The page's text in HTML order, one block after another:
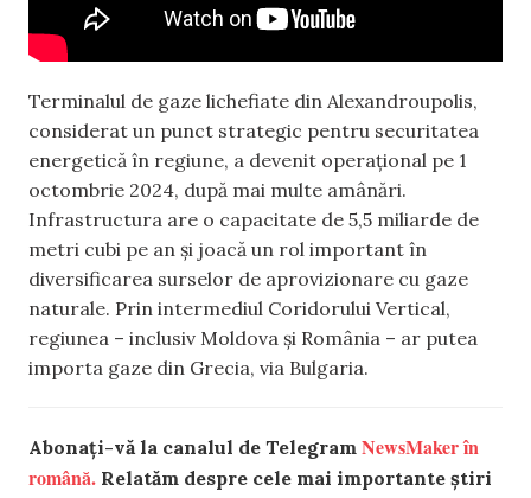
Terminalul de gaze lichefiate din Alexandroupolis,
considerat un punct strategic pentru securitatea
energetică în regiune, a devenit operațional pe 1
octombrie 2024, după mai multe amânări.
Infrastructura are o capacitate de 5,5 miliarde de
metri cubi pe an și joacă un rol important în
diversificarea surselor de aprovizionare cu gaze
naturale. Prin intermediul Coridorului Vertical,
regiunea – inclusiv Moldova și România – ar putea
importa gaze din Grecia, via Bulgaria.
Abonați-vă la canalul de Telegram NewsMaker în
română. Relatăm despre cele mai importante știri